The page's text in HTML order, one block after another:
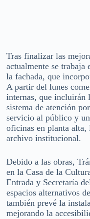
Tras finalizar las
actualmente se
la fachada, que
A partir del lunes
internas, que incluirán
sistema de atención
servicio al público y
oficinas en planta alta,
archivo institucional.
Debido a las obras,
en la Casa de la
Entrada y Secretaría
espacios alternativos
también prevé la
mejorando la